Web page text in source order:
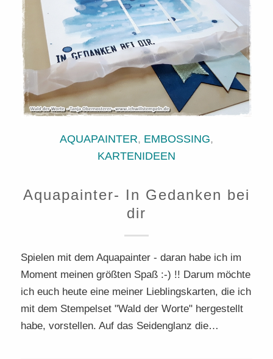
AQUAPAINTER, EMBOSSING,
KARTENIDEEN
Aquapainter- In Gedanken bei
dir
Spielen mit dem Aquapainter - daran habe ich im
Moment meinen größten Spaß :-) !! Darum möchte
ich euch heute eine meiner Lieblingskarten, die ich
mit dem Stempelset "Wald der Worte" hergestellt
habe, vorstellen. Auf das Seidenglanz die…